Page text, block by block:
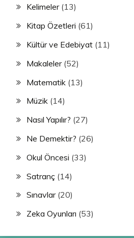
Kelimeler(13)
Kitap Özetleri (61)
Kültür ve Edebiyat (11)
Makaleler(52)
Matematik (13)
Müzik (14)
Nasıl Yapılır? (27)
Ne Demektir? (26)
Okul Öncesi (33)
Satranç (14)
Sınavlar(20)
Zeka Oyunları (53)